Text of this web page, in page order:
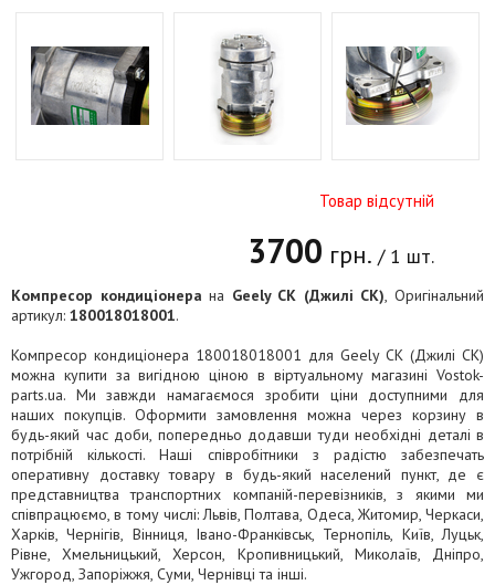
Товар відсутній
3700 грн. / 1 шт.
Компресор кондиціонера на Geely CK (Джилі СК), Оригінальний
артикул: 180018018001.
Компресор кондиціонера 180018018001 для Geely CK (Джилі СК)
можна купити за вигідною ціною в віртуальному магазині Vostok-
parts.ua. Ми завжди намагаємося зробити ціни доступними для
наших покупців. Оформити замовлення можна через корзину в
будь-який час доби, попередньо додавши туди необхідні деталі в
потрібній кількості. Наші співробітники з радістю забезпечать
оперативну доставку товару в будь-який населений пункт, де є
представництва транспортних компаній-перевізників, з якими ми
співпрацюємо, в тому числі: Львів, Полтава, Одеса, Житомир, Черкаси,
Харків, Чернігів, Вінниця, Івано-Франківськ, Тернопіль, Київ, Луцьк,
Рівне, Хмельницький, Херсон, Кропивницький, Миколаїв, Дніпро,
Ужгород, Запоріжжя, Суми, Чернівці та інші.